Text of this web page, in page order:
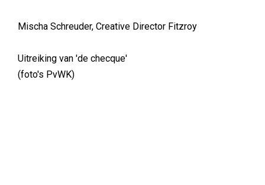
Mischa Schreuder, Creative Director Fitzroy
Uitreiking van 'de checque'
(foto's PvWK)